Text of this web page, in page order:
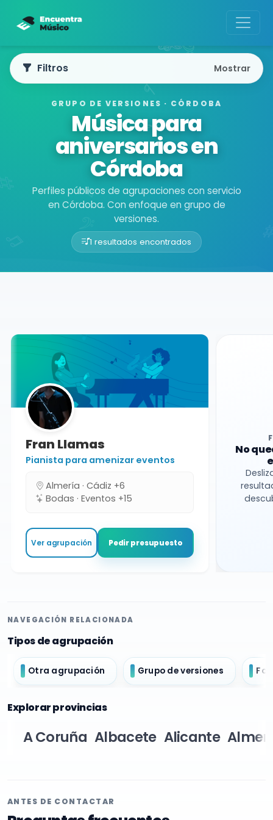
GRUPO DE VERSIONES · CÓRDOBA
Música para
aniversarios en
Córdoba
Perfiles públicos de agrupaciones con servicio
en Córdoba. Con enfoque en grupo de
versiones.
1 resultados encontrados
Buscador de músicos
Filtros Mostrar
Fran Llamas
Pianista para amenizar eventos
Almería · Cádiz +6
Bodas · Eventos +15
Ver agrupación Pedir presupuesto
No
NAVEGACIÓN RELACIONADA
Tipos de agrupación
Otra agrupación Grupo de versiones
Explorar provincias
A Coruña Albacete Alicante
ANTES DE CONTACTAR